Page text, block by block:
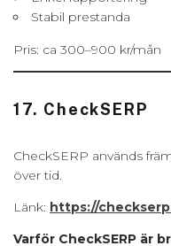
Stabil prestanda
Pris: ca 300–900 kr/mån
17. CheckSERP
CheckSERP används
över tid.
Länk: https://
Varför CheckSERP är